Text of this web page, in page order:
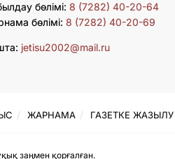
бөлімі: 8 (7282) 40-20-64
бөлімі: 8 (7282) 40-20-69
jetisu2002@mail.ru
ЖАРНАМА ГАЗЕТКЕ ЖАЗЫЛУ
заңмен қорғалған.